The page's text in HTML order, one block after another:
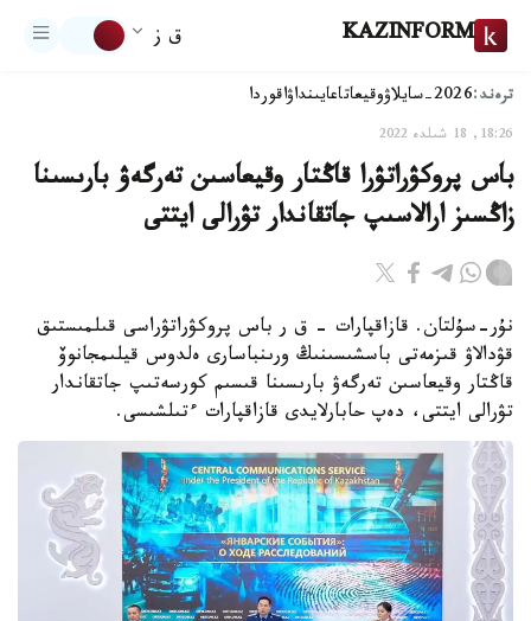
KAZINFORM ق ز
ترەند:2026-سايلاۋ وقيعاتاعايىنداۋاقوردا
18:26, 18 شىلدە 2022
باس پروكۋراتۋرا قاڭتار وقيعاسىن تەرگەۋ بارىسىنا
زاڭسىز ارالاسىپ جاتقاندار تۋرالى ايتتى
نۇر-سۇلتان. قازاقپارات – ق ر باس پروكۋراتۋراسى قىلمىستىق
قۋدالاۋ قىزمەتى باسشىسىنىڭ ورىنباسارى ەلدوس قيلىمجانوۆ
قاڭتار وقيعاسىن تەرگەۋ بارىسىنا قىسىم كورسەتىپ جاتقاندار
تۋرالى ايتتى، دەپ حابارلايدى قازاقپارات ءتىلشىسى.